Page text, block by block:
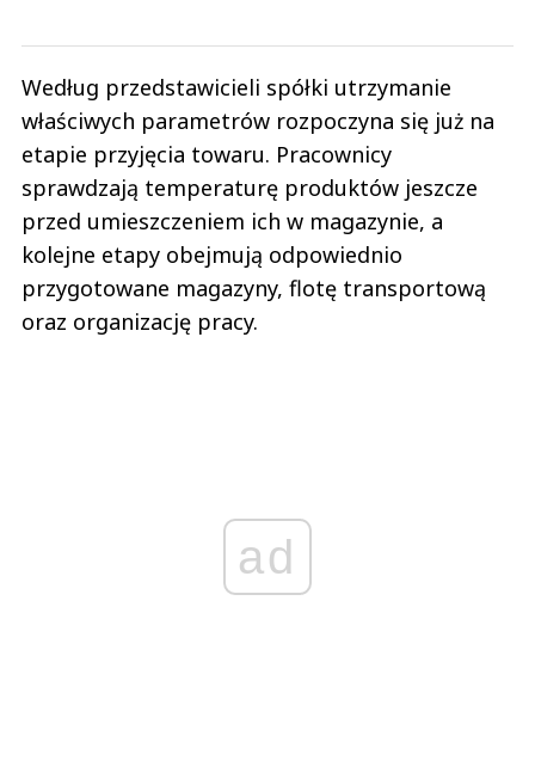
Według przedstawicieli spółki utrzymanie
właściwych parametrów rozpoczyna się już na
etapie przyjęcia towaru. Pracownicy
sprawdzają temperaturę produktów jeszcze
przed umieszczeniem ich w magazynie, a
kolejne etapy obejmują odpowiednio
przygotowane magazyny, flotę transportową
oraz organizację pracy.
ad